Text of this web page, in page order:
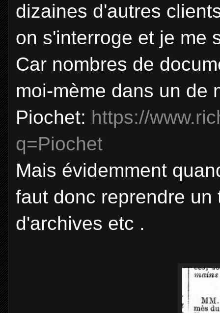
dizaines d'autres
on s'interroge et je me
Car nombres de
moi-mème dans un de
Piochet: https://
q=Piochet
Mais évidemment
faut donc reprendre
d'archives etc .